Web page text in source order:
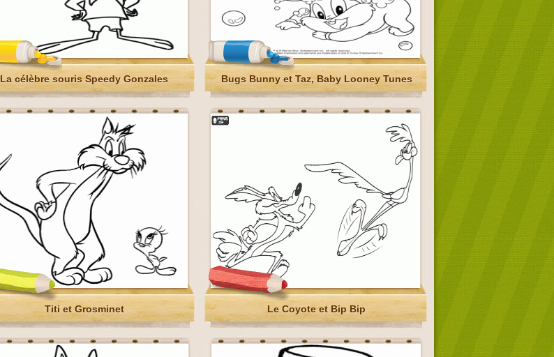
La célèbre souris Speedy Gonzales Bugs Bunny et Taz, Baby Looney Tunes
Titi et Grosminet Le Coyote et Bip Bip